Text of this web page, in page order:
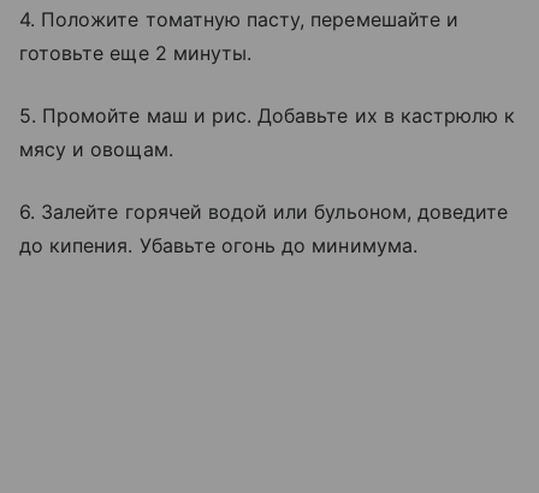
4. Положите томатную пасту, перемешайте и
готовьте еще 2 минуты.
5. Промойте маш и рис. Добавьте их в кастрюлю к
мясу и овощам.
6. Залейте горячей водой или бульоном, доведите
до кипения. Убавьте огонь до минимума.